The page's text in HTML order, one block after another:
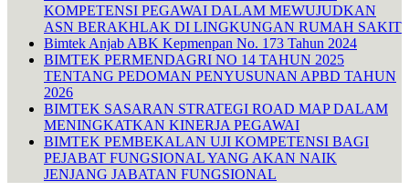
KOMPETENSI PEGAWAI DALAM MEWUJUDKAN
ASN BERAKHLAK DI LINGKUNGAN RUMAH SAKIT
Bimtek Anjab ABK Kepmenpan No. 173 Tahun 2024
BIMTEK PERMENDAGRI NO 14 TAHUN 2025
TENTANG PEDOMAN PENYUSUNAN APBD TAHUN
2026
BIMTEK SASARAN STRATEGI ROAD MAP DALAM
MENINGKATKAN KINERJA PEGAWAI
BIMTEK PEMBEKALAN UJI KOMPETENSI BAGI
PEJABAT FUNGSIONAL YANG AKAN NAIK
JENJANG JABATAN FUNGSIONAL